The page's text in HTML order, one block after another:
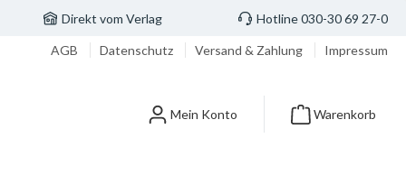
Direkt vom Verlag Hotline 030-30 69 27-0
AGB Datenschutz Versand & Zahlung Impressum
Mein Konto Warenkorb